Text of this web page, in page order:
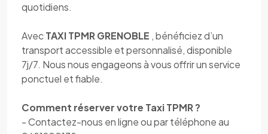
quotidiens.
AvecTAXI TPMR GRENOBLE , bénéficiez d’un
transport accessible et personnalisé, disponible
7j/7. Nous nous engageons à vous offrir un service
ponctuel et fiable.
Comment réserver votre Taxi TPMR ?
- Contactez-nous en ligne ou par téléphone au